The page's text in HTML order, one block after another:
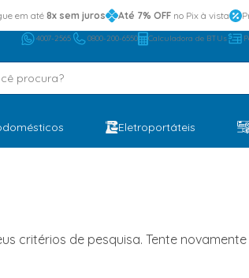
em até 8x sem juros Até 7% OFFno Pix à vista
4007-2565 0800-200-6550 Calculadora de BTUs
procura?
Eletroportáteis
critérios de pesquisa. Tente